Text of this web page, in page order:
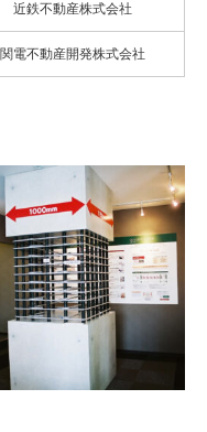
近鉄不動産株式会社
関電不動産開発株式会社